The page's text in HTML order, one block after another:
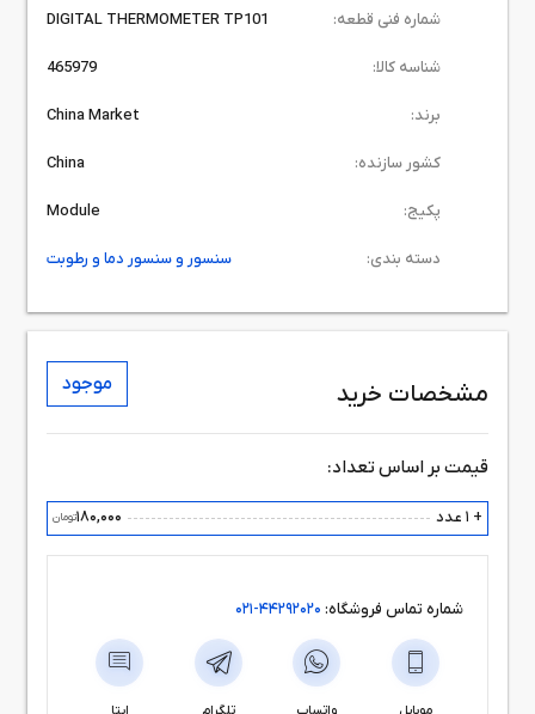
شماره فنی قطعه: DIGITAL THERMOMETER TP101
شناسه کالا: 465979
برند: China Market
کشور سازنده: China
پکیج: Module
دسته بندی: سنسور و سنسور دما و رطوبت
مشخصات خرید موجود
قیمت بر اساس تعداد:
+ 1 عدد 180,000تومان
شماره تماس فروشگاه: 44292020-021
موبایل واتساپ تلگرام ایتا